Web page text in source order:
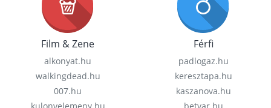
Film & Zene
alkonyat.hu
walkingdead.hu
007.hu
Férfi
padlogaz.hu
keresztapa.hu
kaszanova.hu